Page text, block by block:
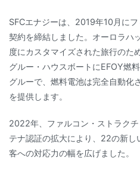
SFCエナジーは、2019年10月に
契約を締結しました。オーロラハ
度にカスタマイズされた旅行のた
グルー・ハウスボートにEFOY燃
グルーで、燃料電池は完全自動化
を提供します。
2022年、ファルコン・ストラク
テナ認証の拡大により、22の新
客への対応力の幅を広げました。